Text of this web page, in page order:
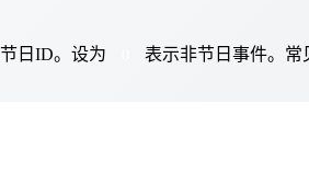
日ID。设为 表示非节日事件。常